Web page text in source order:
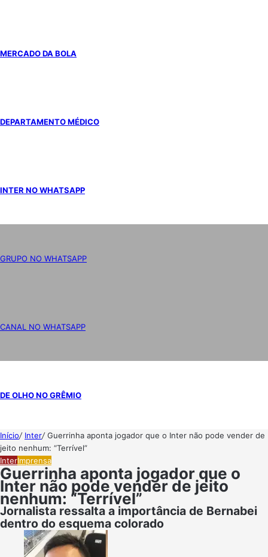
MERCADO DA BOLA
DEPARTAMENTO MÉDICO
INTER NO WHATSAPP
GRUPO NO WHATSAPP
CANAL NO WHATSAPP
DE OLHO NO GRÊMIO
Início/ Inter/Guerrinha aponta jogador que o Inter não pode vender de
jeito nenhum: “Terrível”
InterImprensa
Guerrinha aponta jogador que o
Inter não pode vender de jeito
nenhum: “Terrível”
Jornalista ressalta a importância de Bernabei
dentro do esquema colorado